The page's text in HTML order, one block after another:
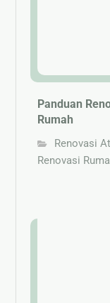
Panduan
Rumah
Renovasi
Renovasi